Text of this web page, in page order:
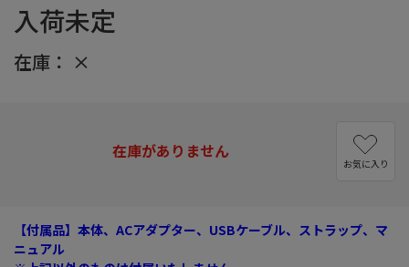
入荷未定
在庫： ×
在庫がありません
お気に入り
【付属品】本体、ACアダプター、USBケーブル、ストラップ、マ
ニュアル